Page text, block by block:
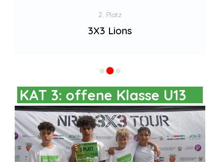
2. Platz
3X3 Lions
KAT 3: offene Klasse U13